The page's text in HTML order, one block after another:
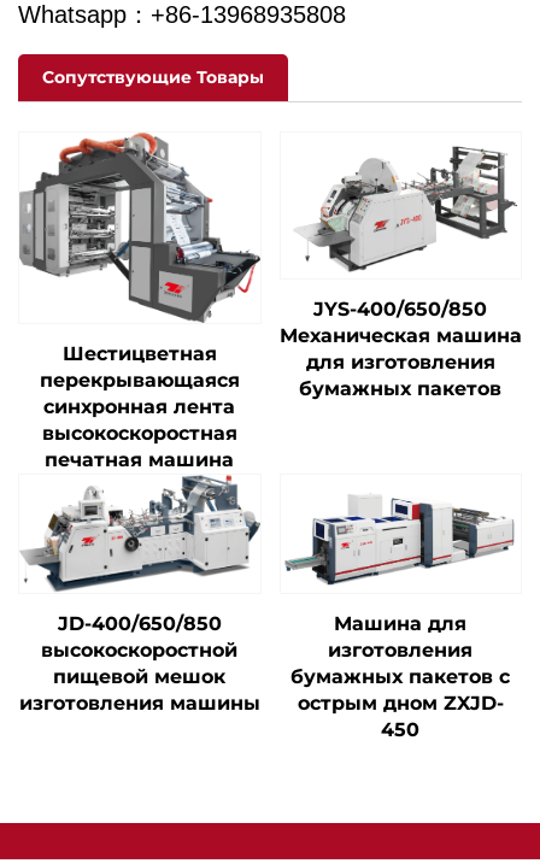
Whatsapp：+86-13968935808
Сопутствующие Товары
Шестицветная
перекрывающаяся
синхронная лента
высокоскоростная
печатная машина
JYS-400/650/850
Механическая машина
для изготовления
бумажных пакетов
JD-400/650/850
высокоскоростной
пищевой мешок
изготовления машины
Машина для
изготовления
бумажных пакетов с
острым дном ZXJD-
450